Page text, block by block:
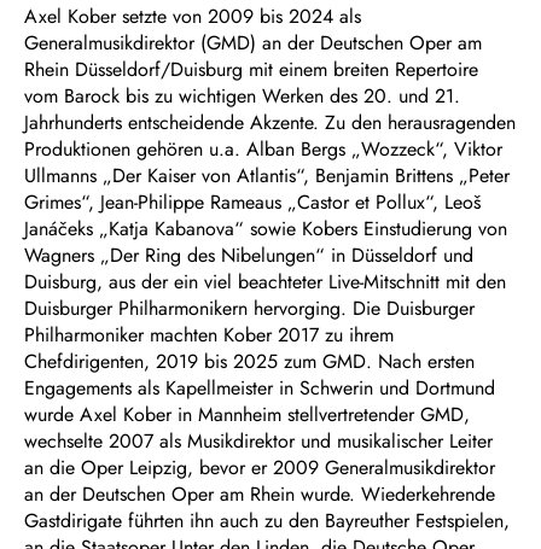
Axel Kober setzte von 2009 bis 2024 als
Generalmusikdirektor (GMD) an der Deutschen Oper am
Rhein Düsseldorf/Duisburg mit einem breiten Repertoire
vom Barock bis zu wichtigen Werken des 20. und 21.
Jahrhunderts entscheidende Akzente. Zu den herausragenden
Produktionen gehören u.a. Alban Bergs „Wozzeck“, Viktor
Ullmanns „Der Kaiser von Atlantis“, Benjamin Brittens „Peter
Grimes“, Jean-Philippe Rameaus „Castor et Pollux“, Leoš
Janáčeks „Katja Kabanova“ sowie Kobers Einstudierung von
Wagners „Der Ring des Nibelungen“ in Düsseldorf und
Duisburg, aus der ein viel beachteter Live-Mitschnitt mit den
Duisburger Philharmonikern hervorging. Die Duisburger
Philharmoniker machten Kober 2017 zu ihrem
Chefdirigenten, 2019 bis 2025 zum GMD. Nach ersten
Engagements als Kapellmeister in Schwerin und Dortmund
wurde Axel Kober in Mannheim stellvertretender GMD,
wechselte 2007 als Musikdirektor und musikalischer Leiter
an die Oper Leipzig, bevor er 2009 Generalmusikdirektor
an der Deutschen Oper am Rhein wurde. Wiederkehrende
Gastdirigate führten ihn auch zu den Bayreuther Festspielen,